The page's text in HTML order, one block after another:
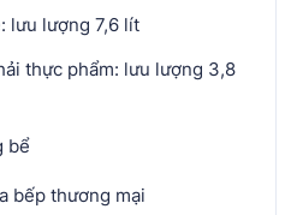
lưu lượng 7,6 lít
thực phẩm: lưu lượng 3,8
bể
bếp thương mại